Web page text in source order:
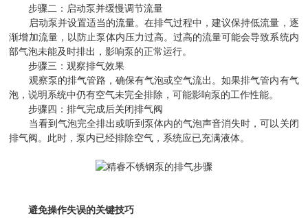
步骤二：启动泵并缓慢调节流量
启动泵并设置适当的流量。在排气过程中，建议保持低流量，逐
渐增加流量，以防止泵体内压力过高。过高的流量可能会导致系统内
部气泡未能及时排出，影响泵的正常运行。
步骤三：观察排气效果
观察泵的排气管路，确保有气泡或空气流出。如果排气管内有气
泡，说明系统中仍有空气未完全排除，可能影响泵的工作性能。
步骤四：排气完成后关闭排气阀
当看到气泡完全排出或听到泵体内的气泡声音消失时，可以关闭
排气阀。此时，泵内已经排除空气，系统应已充满液体。
避免操作失误的关键技巧